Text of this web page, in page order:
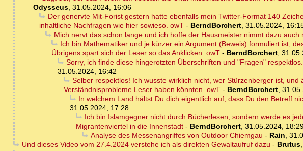
Odysseus, 31.05.2024, 16:06
Der genervte Mit-Forist gestern hatte ebenfalls mein Twitter-Format 140
inhaltliche Nachfragen wie hier sowieso. owT - BerndBorchert, 31.05.2024,
Mich nervt das schon lange und ich hoffe der Hausmeister nimmt dazu auch
Ich bin Mathematiker und je kürzer ein Argument (Beweis) formuliert ist,
Übrigens spart sich der Leser so das Anklicken. owT - BerndBorchert,
Sorry, ich finde diese hingerotzten Überschriften und "Fragen"
31.05.2024, 16:42
Selber respektlos! Ich wusste wirklich nicht, wer Stürzenberger ist,
Verständnisprobleme Leser haben könnten. owT - BerndBorchert,
In welchem Land hältst Du dich eigentlich auf, dass Du den Betreff
31.05.2024, 17:28
Ich bin Islamgegner nicht durch Bücherlesen, sondern werde es
Migrantenviertel in die Innenstadt - BerndBorchert, 31.05.2024,
Analyse des Messenangriffes von Outdoor Chiemgau - Rain,
Und dieses Video vom 27.4.2024 verstehe ich als direkten Gewaltaufruf dazu - Brutus,